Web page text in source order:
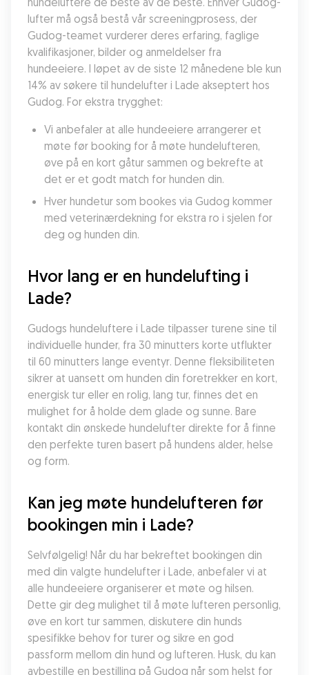
lufter må også bestå vår screeningprosess, der
Gudog-teamet vurderer deres erfaring, faglige
kvalifikasjoner, bilder og anmeldelser fra
hundeeiere. I løpet av de siste 12 månedene ble kun
14% av søkere til hundelufter i Lade akseptert hos
Gudog. For ekstra trygghet:
Vi anbefaler at alle hundeeiere arrangerer et
møte før booking for å møte hundelufteren,
øve på en kort gåtur sammen og bekrefte at
det er et godt match for hunden din.
Hver hundetur som bookes via Gudog kommer
med veterinærdekning for ekstra ro i sjelen for
deg og hunden din.
Hvor lang er en hundelufting i
Lade?
Gudogs hundeluftere i Lade tilpasser turene sine til
individuelle hunder, fra 30 minutters korte utflukter
til 60 minutters lange eventyr. Denne fleksibiliteten
sikrer at uansett om hunden din foretrekker en kort,
energisk tur eller en rolig, lang tur, finnes det en
mulighet for å holde dem glade og sunne. Bare
kontakt din ønskede hundelufter direkte for å finne
den perfekte turen basert på hundens alder, helse
og form.
Kan jeg møte hundelufteren før
bookingen min i Lade?
Selvfølgelig! Når du har bekreftet bookingen din
med din valgte hundelufter i Lade, anbefaler vi at
alle hundeeiere organiserer et møte og hilsen.
Dette gir deg mulighet til å møte lufteren personlig,
øve en kort tur sammen, diskutere din hunds
spesifikke behov for turer og sikre en god
passform mellom din hund og lufteren. Husk, du kan
avbestille en bestilling på Gudog når som helst for